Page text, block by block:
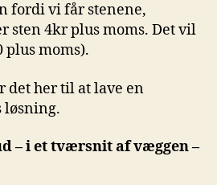
fordi vi får stenene,
sten 4kr plus moms. Det vil
plus moms).
det her til at lave en
løsning.
– i et tværsnit af væggen –